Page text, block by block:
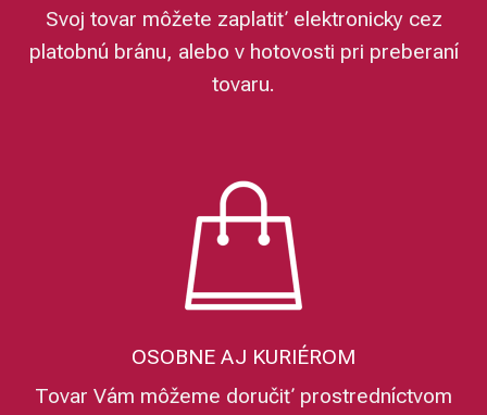
Svoj tovar môžete zaplatiť elektronicky cez
platobnú bránu, alebo v hotovosti pri preberaní
tovaru.
OSOBNE AJ KURIÉROM
Tovar Vám môžeme doručiť prostredníctvom